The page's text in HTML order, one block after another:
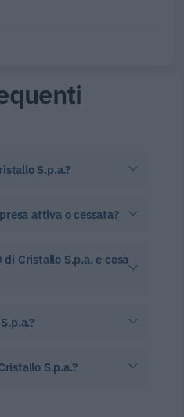
S.p.a.?
attiva o cessata?
di Cristallo S.p.a. e cosa
S.p.a.?